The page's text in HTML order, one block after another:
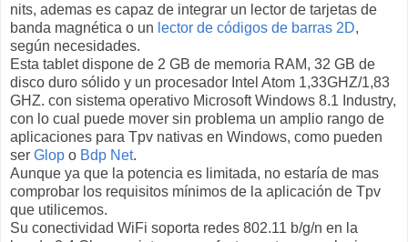
nits, ademas es capaz de integrar un lector de tarjetas de
banda magnética o un lector de códigos de barras 2D,
según necesidades.
Esta tablet dispone de 2 GB de memoria RAM, 32 GB de
disco duro sólido y un procesador Intel Atom 1,33GHZ/1,83
GHZ. con sistema operativo Microsoft Windows 8.1 Industry,
con lo cual puede mover sin problema un amplio rango de
aplicaciones para Tpv nativas en Windows, como pueden
ser Glop o Bdp Net.
Aunque ya que la potencia es limitada, no estaría de mas
comprobar los requisitos mínimos de la aplicación de Tpv
que utilicemos.
Su conectividad WiFi soporta redes 802.11 b/g/n en la